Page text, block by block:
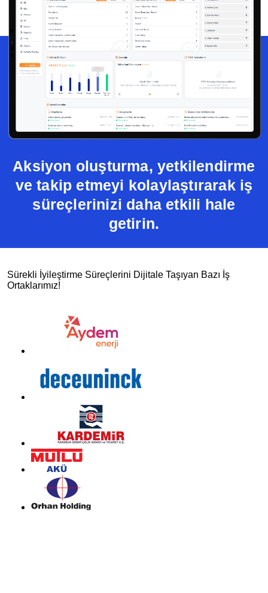
Dijital Denetim Yönetimi
Eğitim Yönetim Sistemi
TPM Hata Kartı
Müşteri Talep Yönetimi
Danışmanlık
Kaynaklar
Blog
Webinar
E-Kitaplar
Başarı Hikayeleri
Referanslar
İletişim
Aksiyon oluşturma, yetkilendirme
ve takip etmeyi kolaylaştırarak iş
süreçlerinizi daha etkili hale
getirin.
Sürekli İyileştirme Süreçlerini Dijitale Taşıyan Bazı İş
Ortaklarımız!